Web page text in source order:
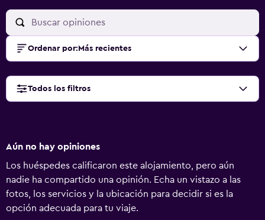
Ordenar por: Más recientes
Todos los filtros
Aún no hay opiniones
Los huéspedes calificaron este alojamiento, pero aún
nadie ha compartido una opinión. Echa un vistazo a las
fotos, los servicios y la ubicación para decidir si es la
opción adecuada para tu viaje.